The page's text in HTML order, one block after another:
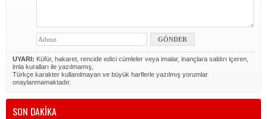
UYARI: Küfür, hakaret, rencide edici cümleler veya imalar, inançlara saldırı içeren,
imla kuralları ile yazılmamış,
Türkçe karakter kullanılmayan ve büyük harflerle yazılmış yorumlar
onaylanmamaktadır.
SON DAKİKA